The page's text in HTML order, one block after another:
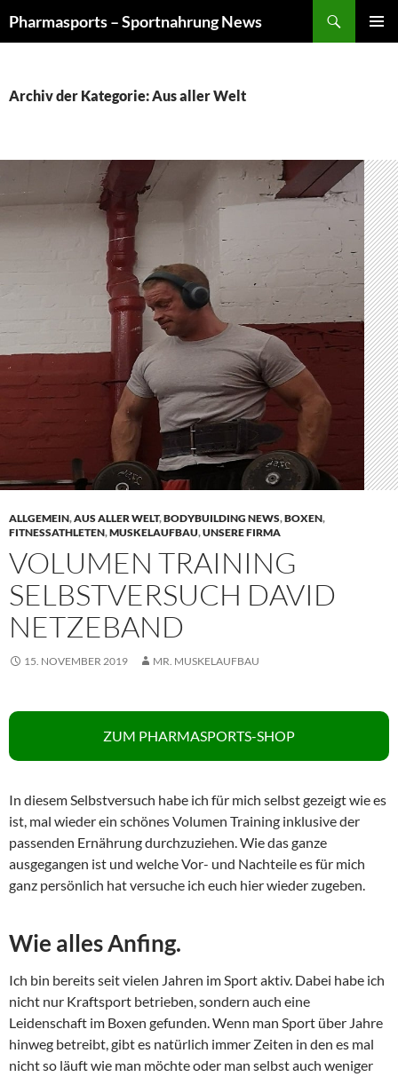
Inhalt
Pharmasports – Sportnahrung News
Archiv der Kategorie: Aus aller Welt
ALLGEMEIN,AUS ALLER WELT,BODYBUILDING NEWS,BOXEN,
FITNESSATHLETEN,MUSKELAUFBAU,UNSERE FIRMA
VOLUMEN TRAINING
SELBSTVERSUCH DAVID
NETZEBAND
15. NOVEMBER 2019 MR. MUSKELAUFBAU
ZUM PHARMASPORTS-SHOP
In diesem Selbstversuch habe ich für mich selbst gezeigt wie es
ist, mal wieder ein schönes Volumen Training inklusive der
passenden Ernährung durchzuziehen. Wie das ganze
ausgegangen ist und welche Vor- und Nachteile es für mich
ganz persönlich hat versuche ich euch hier wieder zugeben.
Wie alles Anfing.
Ich bin bereits seit vielen Jahren im Sport aktiv. Dabei habe ich
nicht nur Kraftsport betrieben, sondern auch eine
Leidenschaft im Boxen gefunden. Wenn man Sport über Jahre
hinweg betreibt, gibt es natürlich immer Zeiten in den es mal
nicht so läuft wie man möchte oder man selbst auch weniger